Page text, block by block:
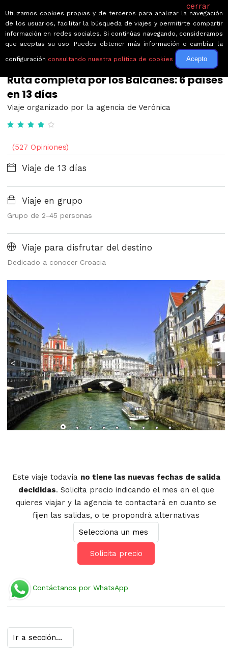
← Volver a Circuitos por Dubrovnik
Ruta completa por los Balcanes: 6 países
en 13 días
Viaje organizado por la agencia de Verónica
(527 Opiniones)
Viaje de 13 días
Viaje en grupo
Grupo de 2-45 personas
Viaje para disfrutar del destino
Dedicado a conocer Croacia
< >
Este viaje todavía no tiene las nuevas fechas de salida
decididas. Solicita precio indicando el mes en el que
quieres viajar y la agencia te contactará en cuanto se
fijen las salidas, o te propondrá alternativas
Solicita precio
Contáctanos por WhatsApp
cerrar
Utilizamos cookies propias y de terceros para analizar la navegación
de los usuarios, facilitar la búsqueda de viajes y permitirte compartir
información en redes sociales. Si continúas navegando, consideramos
que aceptas su uso. Puedes obtener más información o cambiar la
configuración consultando nuestra política de cookies Acepto